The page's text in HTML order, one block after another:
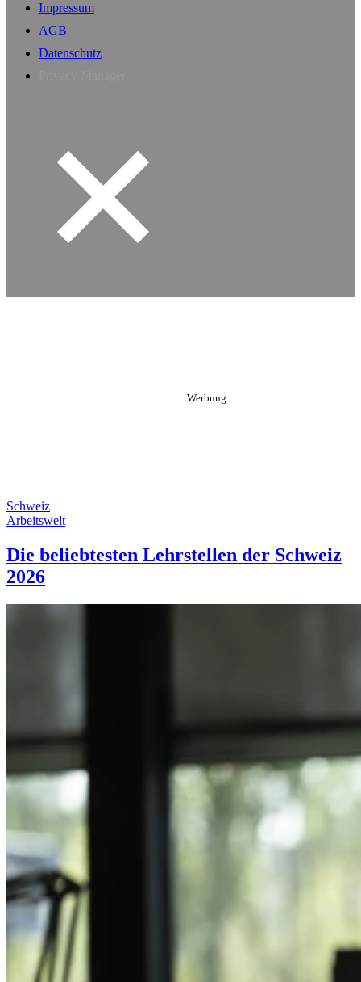
Impressum
AGB
Datenschutz
Schweiz
Arbeitswelt
Die beliebtesten Lehrstellen der Schweiz
2026